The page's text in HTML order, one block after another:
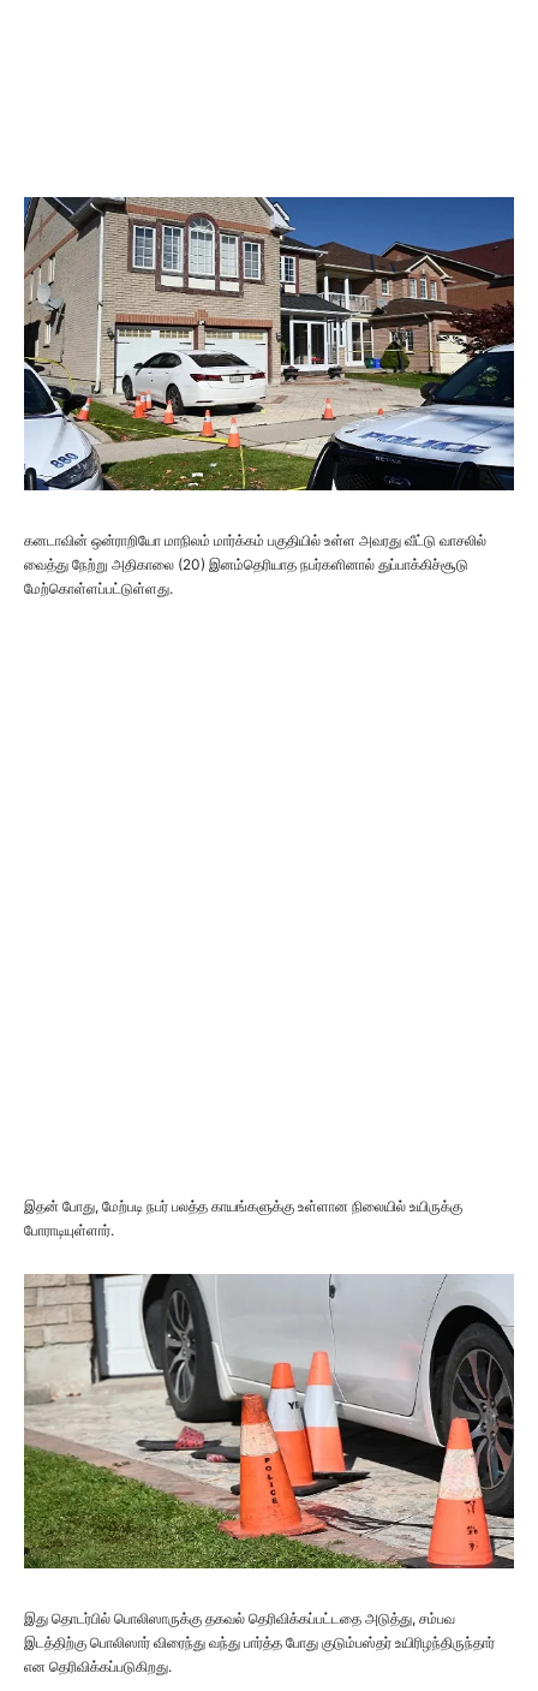
கனடாவின் ஒன்ராறியோ மாநிலம் மார்க்கம் பகுதியில் உள்ள அவரது வீட்டு வாசலில்
வைத்து நேற்று அதிகாலை (20) இனம்தெரியாத நபர்களினால் துப்பாக்கிச்சூடு
மேற்கொள்ளப்பட்டுள்ளது.
இதன் போது, மேற்படி நபர் பலத்த காயங்களுக்கு உள்ளான நிலையில் உயிருக்கு
போராடியுள்ளார்.
இது தொடர்பில் பொலிஸாருக்கு தகவல் தெரிவிக்கப்பட்டதை அடுத்து, சம்பவ
இடத்திற்கு பொலிஸார் விரைந்து வந்து பார்த்த போது குடும்பஸ்தர் உயிரிழந்திருந்தார்
என தெரிவிக்கப்படுகிறது.